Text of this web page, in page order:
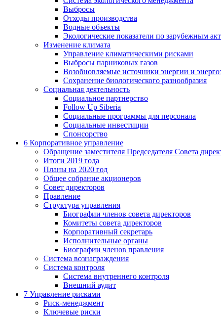
Выбросы
Отходы производства
Водные объекты
Экологические показатели по зарубежным
Изменение климата
Управление климатическими рисками
Выбросы парниковых газов
Возобновляемые источники энергии и
Сохранение биологического разнообразия
Социальная деятельность
Социальное партнерство
Follow Up Siberia
Социальные программы для персонала
Социальные инвестиции
Спонсорство
6 Корпоративное управление
Обращение заместителя Председателя Совета
Итоги 2019 года
Планы на 2020 год
Общее собрание акционеров
Совет директоров
Правление
Структура управления
Биографии членов совета директоров
Комитеты совета директоров
Корпоративный секретарь
Исполнительные органы
Биографии членов правления
Система вознаграждения
Система контроля
Система внутреннего контроля
Внешний аудит
7 Управление рисками
Риск-менеджмент
Ключевые риски